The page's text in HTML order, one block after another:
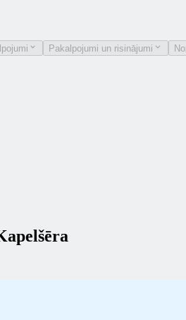
Pakalpojumi un risinājumi